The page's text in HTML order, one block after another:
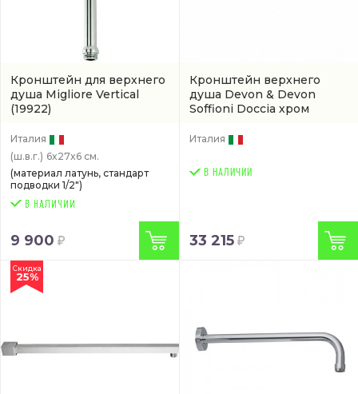
Кронштейн для верхнего
душа Migliore Vertical
(19922)
Италия
(ш.в.г.) 6x27x6 см.
(материал латунь, стандарт
подводки 1/2")
9 900
Кронштейн верхнего
душа Devon & Devon
Soffioni Doccia хром
Италия
В НАЛИЧИИ
33 215
Скидка
25%